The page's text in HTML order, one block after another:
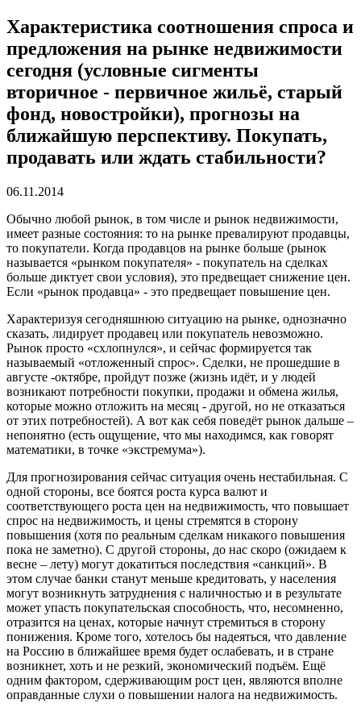
Характеристика соотношения спроса и
предложения на рынке недвижимости
сегодня (условные сигменты
вторичное - первичное жильё, старый
фонд, новостройки), прогнозы на
ближайшую перспективу. Покупать,
продавать или ждать стабильности?
06.11.2014
Обычно любой рынок, в том числе и рынок недвижимости,
имеет разные состояния: то на рынке превалируют продавцы,
то покупатели. Когда продавцов на рынке больше (рынок
называется «рынком покупателя» - покупатель на сделках
больше диктует свои условия), это предвещает снижение цен.
Если «рынок продавца» - это предвещает повышение цен.
Характеризуя сегодняшнюю ситуацию на рынке, однозначно
сказать, лидирует продавец или покупатель невозможно.
Рынок просто «схлопнулся», и сейчас формируется так
называемый «отложенный спрос». Сделки, не прошедшие в
августе -октябре, пройдут позже (жизнь идёт, и у людей
возникают потребности покупки, продажи и обмена жилья,
которые можно отложить на месяц - другой, но не отказаться
от этих потребностей). А вот как себя поведёт рынок дальше –
непонятно (есть ощущение, что мы находимся, как говорят
математики, в точке «экстремума»).
Для прогнозирования сейчас ситуация очень нестабильная. С
одной стороны, все боятся роста курса валют и
соответствующего роста цен на недвижимость, что повышает
спрос на недвижимость, и цены стремятся в сторону
повышения (хотя по реальным сделкам никакого повышения
пока не заметно). С другой стороны, до нас скоро (ожидаем к
весне – лету) могут докатиться последствия «санкций». В
этом случае банки станут меньше кредитовать, у населения
могут возникнуть затруднения с наличностью и в результате
может упасть покупательская способность, что, несомненно,
отразится на ценах, которые начнут стремиться в сторону
понижения. Кроме того, хотелось бы надеяться, что давление
на Россию в ближайшее время будет ослабевать, и в стране
возникнет, хоть и не резкий, экономический подъём. Ещё
одним фактором, сдерживающим рост цен, являются вполне
оправданные слухи о повышении налога на недвижимость.